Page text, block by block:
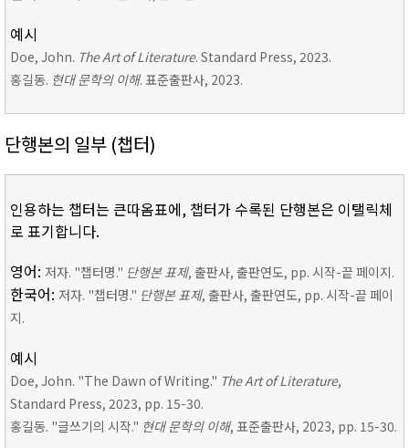
예시
Doe, John. The Art of Literature. Standard Press, 2023.
홍길동. 현대 문학의 이해. 표준출판사, 2023.
단행본의 일부 (챕터)
인용하는 챕터는 큰따옴표에, 챕터가 수록된 단행본은 이탤릭체
로 표기합니다.
영어: 저자. "챕터명." 단행본 표제, 출판사, 출판연도, pp. 시작-끝 페이지.
한국어: 저자. "챕터명." 단행본 표제, 출판사, 출판연도, pp. 시작-끝 페이
지.
예시
Doe, John. "The Dawn of Writing." The Art of Literature,
Standard Press, 2023, pp. 15-30.
홍길동. "글쓰기의 시작." 현대 문학의 이해, 표준출판사, 2023, pp. 15-30.